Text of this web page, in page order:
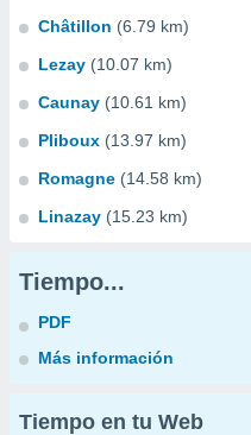
Châtillon (6.79 km)
Lezay (10.07 km)
Caunay (10.61 km)
Pliboux (13.97 km)
Romagne (14.58 km)
Linazay (15.23 km)
Tiempo...
PDF
Más información
Tiempo en tu Web